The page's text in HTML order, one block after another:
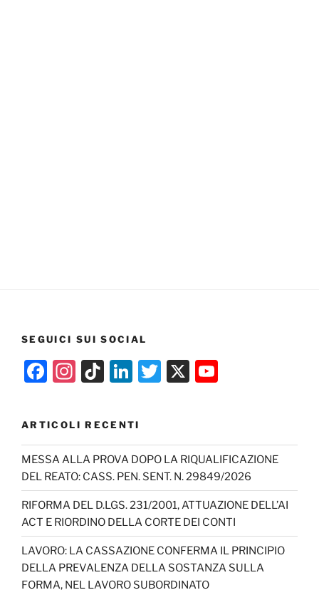
SEGUICI SUI SOCIAL
F
c
e
b
o
o
k
In
a
gr
a
m
Ti
T
o
k
Li
k
e
dI
n
T
er
X
T
u
b
e
C
h
a
ARTICOLI RECENTI
MESSA ALLA PROVA DOPO LA RIQUALIFICAZIONE
DEL REATO: CASS. PEN. SENT. N. 29849/2026
RIFORMA DEL D.LGS. 231/2001, ATTUAZIONE DELL’AI
ACT E RIORDINO DELLA CORTE DEI CONTI
LAVORO: LA CASSAZIONE CONFERMA IL PRINCIPIO
DELLA PREVALENZA DELLA SOSTANZA SULLA
FORMA, NEL LAVORO SUBORDINATO